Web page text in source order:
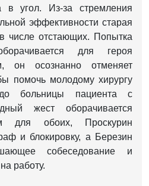
в угол. Из-за стремления
эффективности старая
числе отстающих. Попытка
для героя
он осознанно отменяет
помочь молодому хирургу
больницы пациента с
жест оборачивается
для обоих, Проскурин
и блокировку, а Березин
собеседование и
работу.